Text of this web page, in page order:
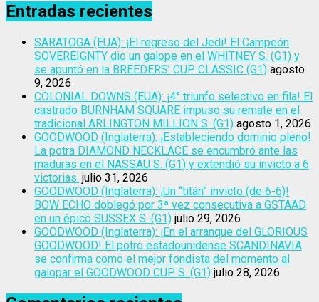
Entradas recientes
SARATOGA (EUA): ¡El regreso del Jedi! El Campeón
SOVEREIGNTY dio un galope en el WHITNEY S. (G1) y
se apuntó en la BREEDERS’ CUP CLASSIC (G1) agosto
9, 2026
COLONIAL DOWNS (EUA): ¡4° triunfo selectivo en fila! El
castrado BURNHAM SQUARE impuso su remate en el
tradicional ARLINGTON MILLION S. (G1) agosto 1, 2026
GOODWOOD (Inglaterra): ¡Estableciendo dominio pleno!
La potra DIAMOND NECKLACE se encumbró ante las
maduras en el NASSAU S. (G1) y extendió su invicto a 6
victorias. julio 31, 2026
GOODWOOD (Inglaterra): ¡Un “titán” invicto (de 6-6)!
BOW ECHO doblegó por 3ª vez consecutiva a GSTAAD
en un épico SUSSEX S. (G1) julio 29, 2026
GOODWOOD (Inglaterra): ¡En el arranque del GLORIOUS
GOODWOOD! El potro estadounidense SCANDINAVIA
se confirma como el mejor fondista del momento al
galopar el GOODWOOD CUP S. (G1) julio 28, 2026